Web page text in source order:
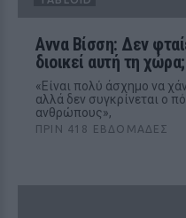
Αννα Βίσση: Δεν
διοικεί αυτή τη χώρα;
«Είναι πολύ άσχημο να
αλλά δεν συγκρίνεται ο
ανθρώπους»,
ΠΡΙΝ 418 ΕΒΔΟΜΆΔΕΣ